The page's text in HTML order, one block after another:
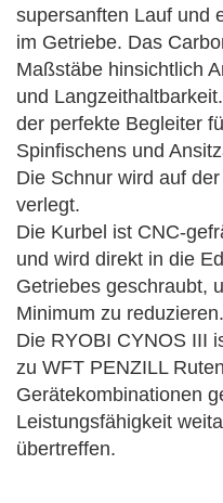
supersanften Lauf und
im Getriebe. Das
Maßstäbe hinsichtlich
und
der perfekte Begleiter
Spinfischens und
Die Schnur wird auf
verlegt.
Die Kurbel ist CNC-
und wird direkt in die
Getriebes geschraubt,
Minimum zu reduzieren.
Die RYOBI CYNOS III
zu WFT PENZILL
Gerätekombinationen
Leistungsfähigkeit
übertreffen.